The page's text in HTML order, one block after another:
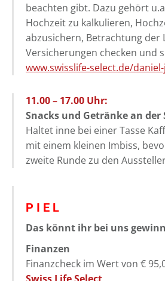
beachten gibt. Dazu gehört
Hochzeit zu kalkulieren,
abzusichern, Betrachtung der
Versicherungen checken und
www.swisslife-select.de/
11.00 – 17.00 Uhr:
Snacks und Getränke an der
Haltet inne bei einer Tasse
mit einem kleinen Imbiss,
zweite Runde zu den
P I E L
Das könnt ihr bei uns
Finanzen
Finanzcheck im Wert von €